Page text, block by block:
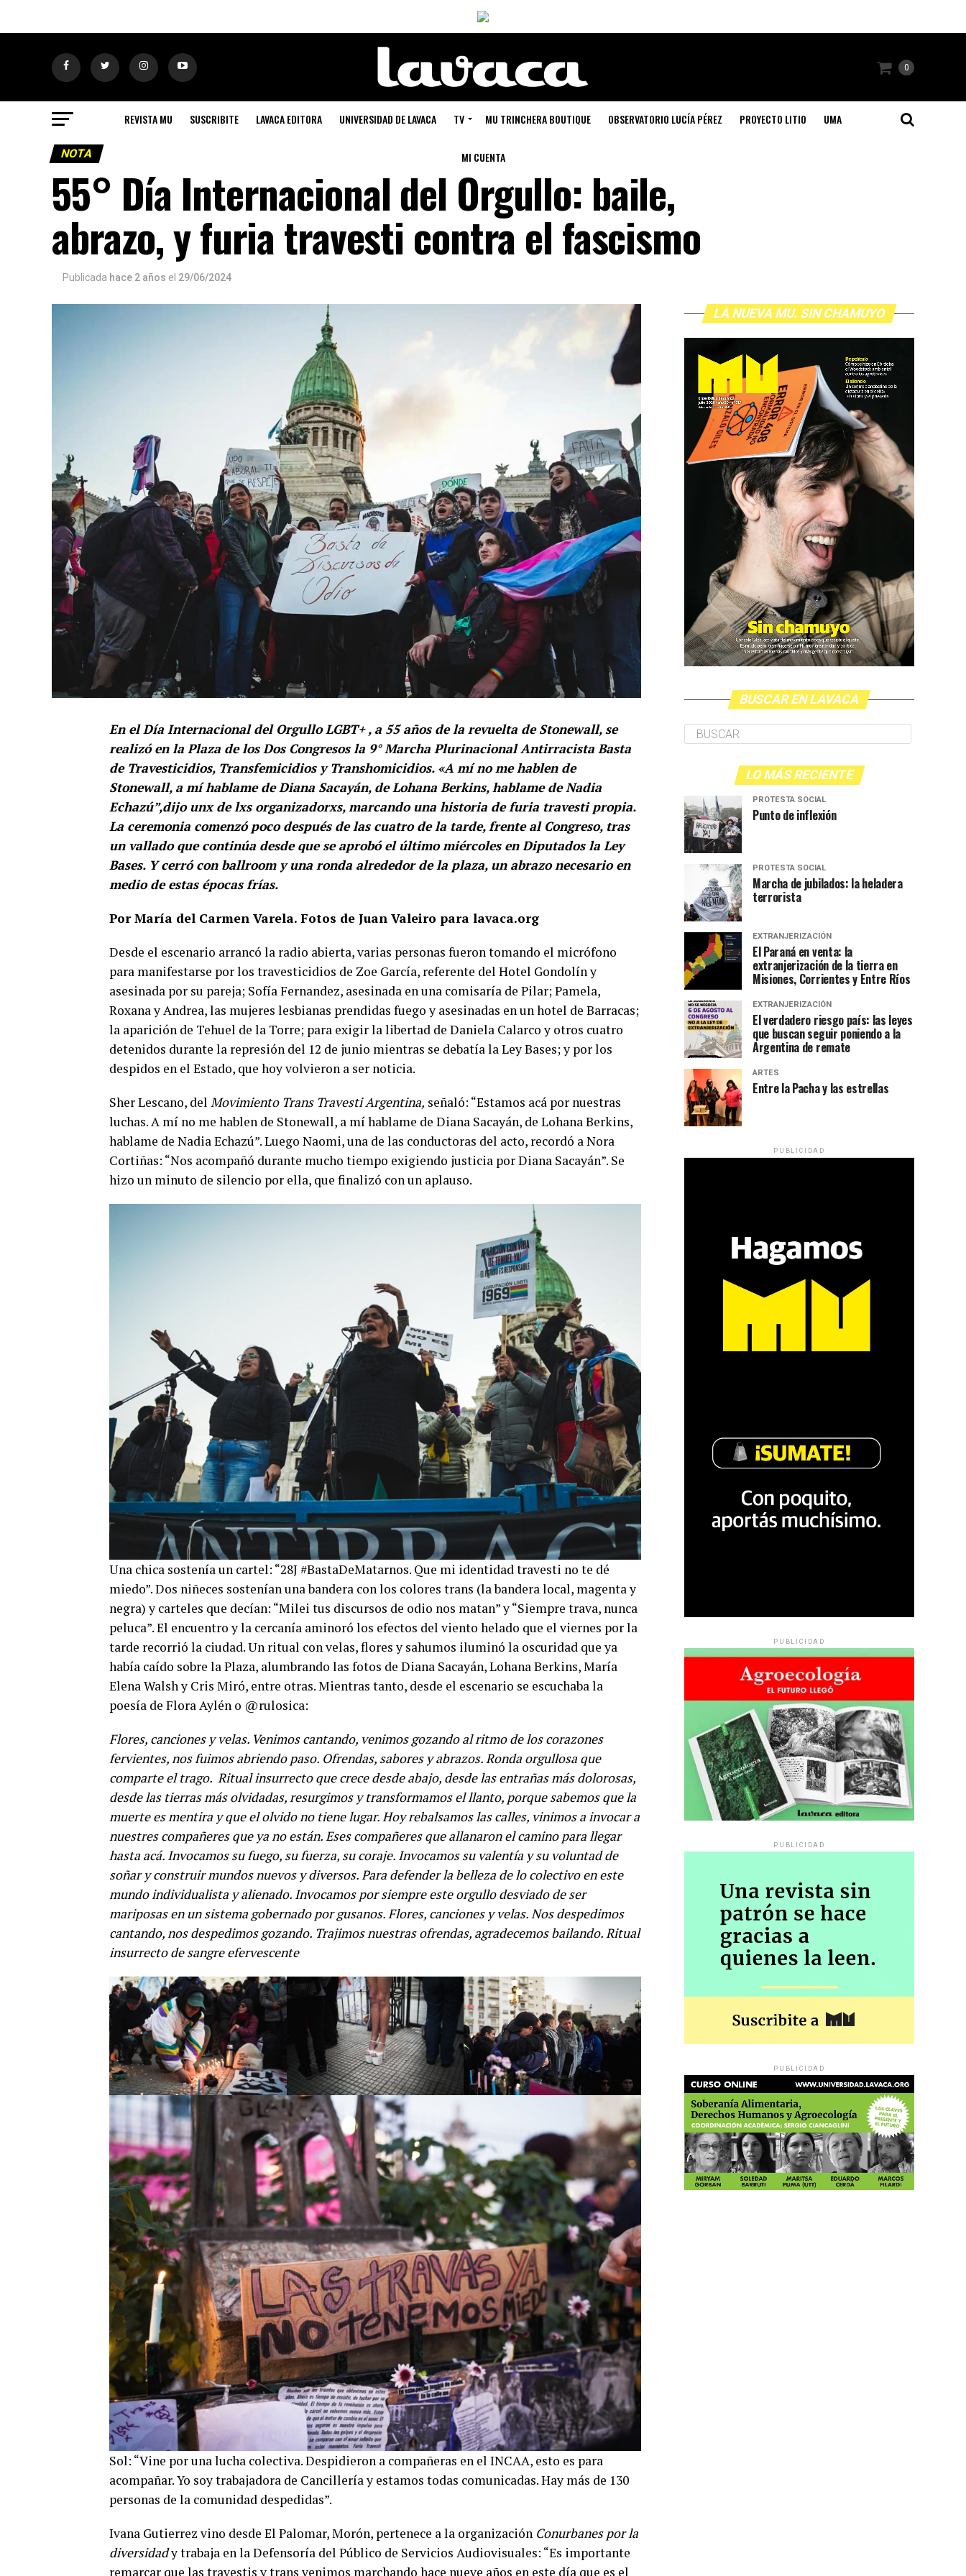
0
REVISTA MU SUSCRIBITE LAVACA EDITORA UNIVERSIDAD DE LAVACA TV MU TRINCHERA BOUTIQUE OBSERVATORIO LUCÍA PÉREZ PROYECTO LITIO UMA
MI CUENTA
NOTA
55° Día Internacional del Orgullo: baile,
abrazo, y furia travesti contra el fascismo
Publicada hace 2 años el 29/06/2024
En el Día Internacional del Orgullo LGBT+ , a 55 años de la revuelta de Stonewall, se
realizó en la Plaza de los Dos Congresos la 9° Marcha Plurinacional Antirracista Basta
de Travesticidios, Transfemicidios y Transhomicidios. «A mí no me hablen de
Stonewall, a mí hablame de Diana Sacayán, de Lohana Berkins, hablame de Nadia
Echazú”,dijo unx de lxs organizadorxs, marcando una historia de furia travesti propia.
La ceremonia comenzó poco después de las cuatro de la tarde, frente al Congreso, tras
un vallado que continúa desde que se aprobó el último miércoles en Diputados la Ley
Bases. Y cerró con ballroom y una ronda alrededor de la plaza, un abrazo necesario en
medio de estas épocas frías.
Por María del Carmen Varela. Fotos de Juan Valeiro para lavaca.org
Desde el escenario arrancó la radio abierta, varias personas fueron tomando el micrófono
para manifestarse por los travesticidios de Zoe García, referente del Hotel Gondolín y
asesinada por su pareja; Sofía Fernandez, asesinada en una comisaría de Pilar; Pamela,
Roxana y Andrea, las mujeres lesbianas prendidas fuego y asesinadas en un hotel de Barracas;
la aparición de Tehuel de la Torre; para exigir la libertad de Daniela Calarco y otros cuatro
detenidos durante la represión del 12 de junio mientras se debatía la Ley Bases; y por los
despidos en el Estado, que hoy volvieron a ser noticia.
Sher Lescano, del Movimiento Trans Travesti Argentina, señaló: “Estamos acá por nuestras
luchas. A mí no me hablen de Stonewall, a mí hablame de Diana Sacayán, de Lohana Berkins,
hablame de Nadia Echazú”. Luego Naomi, una de las conductoras del acto, recordó a Nora
Cortiñas: “Nos acompañó durante mucho tiempo exigiendo justicia por Diana Sacayán”. Se
hizo un minuto de silencio por ella, que finalizó con un aplauso.
Una chica sostenía un cartel: “28J #BastaDeMatarnos. Que mi identidad travesti no te dé
miedo”. Dos niñeces sostenían una bandera con los colores trans (la bandera local, magenta y
negra) y carteles que decían: “Milei tus discursos de odio nos matan” y “Siempre trava, nunca
peluca”. El encuentro y la cercanía aminoró los efectos del viento helado que el viernes por la
tarde recorrió la ciudad. Un ritual con velas, flores y sahumos iluminó la oscuridad que ya
había caído sobre la Plaza, alumbrando las fotos de Diana Sacayán, Lohana Berkins, María
Elena Walsh y Cris Miró, entre otras. Mientras tanto, desde el escenario se escuchaba la
poesía de Flora Aylén o @rulosica:
Flores, canciones y velas. Venimos cantando, venimos gozando al ritmo de los corazones
fervientes, nos fuimos abriendo paso. Ofrendas, sabores y abrazos. Ronda orgullosa que
comparte el trago. Ritual insurrecto que crece desde abajo, desde las entrañas más dolorosas,
desde las tierras más olvidadas, resurgimos y transformamos el llanto, porque sabemos que la
muerte es mentira y que el olvido no tiene lugar. Hoy rebalsamos las calles, vinimos a invocar a
nuestres compañeres que ya no están. Eses compañeres que allanaron el camino para llegar
hasta acá. Invocamos su fuego, su fuerza, su coraje. Invocamos su valentía y su voluntad de
soñar y construir mundos nuevos y diversos. Para defender la belleza de lo colectivo en este
mundo individualista y alienado. Invocamos por siempre este orgullo desviado de ser
mariposas en un sistema gobernado por gusanos. Flores, canciones y velas. Nos despedimos
cantando, nos despedimos gozando. Trajimos nuestras ofrendas, agradecemos bailando. Ritual
insurrecto de sangre efervescente
Sol: “Vine por una lucha colectiva. Despidieron a compañeras en el INCAA, esto es para
acompañar. Yo soy trabajadora de Cancillería y estamos todas comunicadas. Hay más de 130
personas de la comunidad despedidas”.
Ivana Gutierrez vino desde El Palomar, Morón, pertenece a la organización Conurbanes por la
diversidady trabaja en la Defensoría del Público de Servicios Audiovisuales: “Es importante
remarcar que las travestis y trans venimos marchando hace nueve años en este día que es el
LA NUEVA MU. SIN CHAMUYO
BUSCAR EN LAVACA
LO MÁS RECIENTE
PROTESTA SOCIAL
Punto de inflexión
PROTESTA SOCIAL
Marcha de jubilados: la heladera
terrorista
EXTRANJERIZACIÓN
El Paraná en venta: la
extranjerización de la tierra en
Misiones, Corrientes y Entre Ríos
EXTRANJERIZACIÓN
El verdadero riesgo país: las leyes
que buscan seguir poniendo a la
Argentina de remate
ARTES
Entre la Pacha y las estrellas
PUBLICIDAD
PUBLICIDAD
PUBLICIDAD
PUBLICIDAD